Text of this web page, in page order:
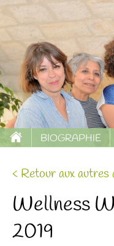
BIOGRAPHIE
< Retour aux
Wellness
2019